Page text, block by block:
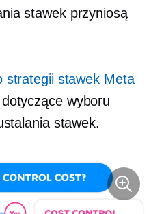
stawek przyniosą
strategii stawek Meta
wyboru
stawek.